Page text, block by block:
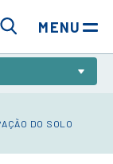
MENU
DO SOLO